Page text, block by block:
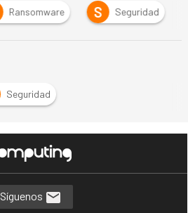
Ransomware S Seguridad
Seguridad
Síguenos